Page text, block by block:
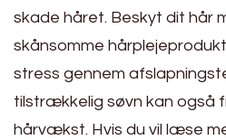
skade håret. Beskyt dit hår
skånsomme
stress gennem
tilstrækkelig søvn kan også
hårvækst. Hvis du vil læse